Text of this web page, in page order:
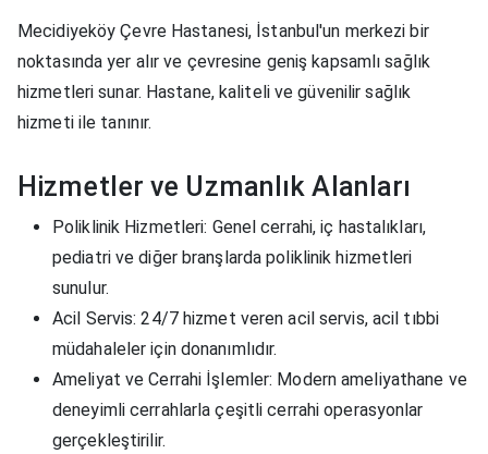
Mecidiyeköy Çevre Hastanesi, İstanbul'un merkezi bir
noktasında yer alır ve çevresine geniş kapsamlı sağlık
hizmetleri sunar. Hastane, kaliteli ve güvenilir sağlık
hizmeti ile tanınır.
Hizmetler ve Uzmanlık Alanları
Poliklinik Hizmetleri: Genel cerrahi, iç hastalıkları,
pediatri ve diğer branşlarda poliklinik hizmetleri
sunulur.
Acil Servis: 24/7 hizmet veren acil servis, acil tıbbi
müdahaleler için donanımlıdır.
Ameliyat ve Cerrahi İşlemler: Modern ameliyathane ve
deneyimli cerrahlarla çeşitli cerrahi operasyonlar
gerçekleştirilir.